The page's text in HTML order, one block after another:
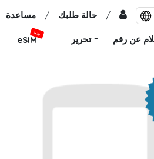
مساعدة / حالة طلبك /
eSIM
جديد
تحرير